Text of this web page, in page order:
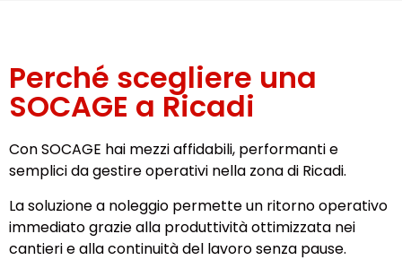
Perché scegliere una
SOCAGE a Ricadi
Con SOCAGE hai mezzi affidabili, performanti e
semplici da gestire operativi nella zona di Ricadi.
La soluzione a noleggio permette un ritorno operativo
immediato grazie alla produttività ottimizzata nei
cantieri e alla continuità del lavoro senza pause.